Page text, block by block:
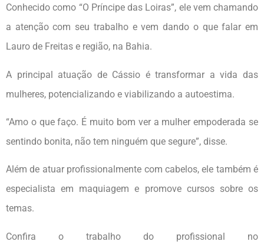
Conhecido como “O Príncipe das Loiras”, ele vem chamando
a atenção com seu trabalho e vem dando o que falar em
Lauro de Freitas e região, na Bahia.
A principal atuação de Cássio é transformar a vida das
mulheres, potencializando e viabilizando a autoestima.
“Amo o que faço. É muito bom ver a mulher empoderada se
sentindo bonita, não tem ninguém que segure”, disse.
Além de atuar profissionalmente com cabelos, ele também é
especialista em maquiagem e promove cursos sobre os
temas.
Confira o trabalho do profissional no